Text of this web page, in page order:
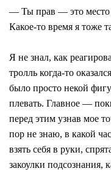
― Ты прав ― это место
Какое-то время я тоже
Я не знал, как
тролль когда-то
было просто некой
плевать. Главное ―
перед этим узнав мое
пор не знаю, в какой
взять себя в руки,
закоулки подсознания,